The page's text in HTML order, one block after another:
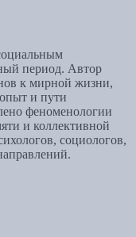
период. Автор
к мирной жизни,
и пути
феноменологии
и коллективной
социологов,